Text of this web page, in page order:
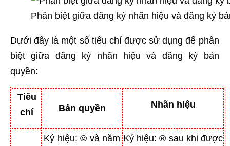
Phân biệt giữa đăng ký nhãn hiệu và đăng ký
Dưới đây là một số tiêu chí được sử dụng để phân
biệt giữa đăng ký nhãn hiệu và đăng ký bản
quyền:
Tiêu
chí
Bản quyền Nhãn hiệu
Ký hiệu: © và năm Ký hiệu: ® sau khi được